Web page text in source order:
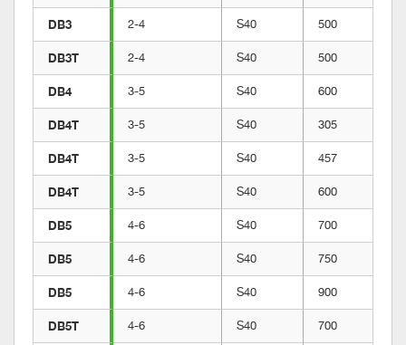
DB3 2-4 S40 500
DB3T 2-4 S40 500
DB4 3-5 S40 600
DB4T 3-5 S40 305
DB4T 3-5 S40 457
DB4T 3-5 S40 600
DB5 4-6 S40 700
DB5 4-6 S40 750
DB5 4-6 S40 900
DB5T 4-6 S40 700